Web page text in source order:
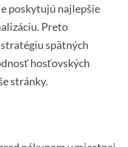
poskytujú najlepšie
Preto
spätných
hosťovských
stránky.